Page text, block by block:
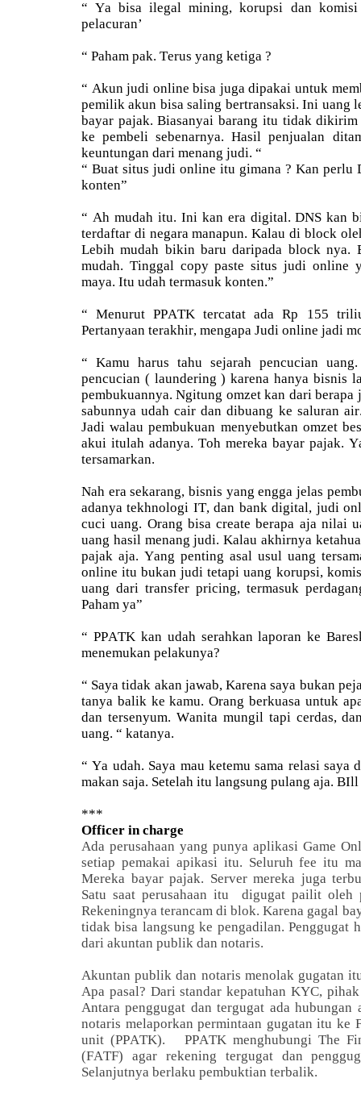
“ Ya bisa ilegal mining, korupsi dan komisi
pelacuran’
“ Paham pak. Terus yang ketiga ?
“ Akun judi online bisa juga dipakai untuk
pemilik akun bisa saling bertransaksi. Ini uang
bayar pajak. Biasanyai barang itu tidak
ke pembeli sebenarnya. Hasil penjualan
keuntungan dari menang judi. “
“ Buat situs judi online itu gimana ? Kan perlu
konten”
“ Ah mudah itu. Ini kan era digital. DNS kan
terdaftar di negara manapun. Kalau di block
Lebih mudah bikin baru daripada block nya.
mudah. Tinggal copy paste situs judi online
maya. Itu udah termasuk konten.”
“ Menurut PPATK tercatat ada Rp 155
Pertanyaan terakhir, mengapa Judi online jadi
“ Kamu harus tahu sejarah pencucian
pencucian ( laundering ) karena hanya bisnis
pembukuannya. Ngitung omzet kan dari berapa
sabunnya udah cair dan dibuang ke saluran
Jadi walau pembukuan menyebutkan omzet
akui itulah adanya. Toh mereka bayar pajak.
tersamarkan.
Nah era sekarang, bisnis yang engga jelas
adanya tekhnologi IT, dan bank digital, judi
cuci uang. Orang bisa create berapa aja nilai
uang hasil menang judi. Kalau akhirnya
pajak aja. Yang penting asal usul uang
online itu bukan judi tetapi uang korupsi,
uang dari transfer pricing, termasuk
Paham ya”
“ PPATK kan udah serahkan laporan ke
menemukan pelakunya?
“ Saya tidak akan jawab, Karena saya bukan
tanya balik ke kamu. Orang berkuasa untuk
dan tersenyum. Wanita mungil tapi cerdas,
uang. “ katanya.
“ Ya udah. Saya mau ketemu sama relasi saya
makan saja. Setelah itu langsung pulang aja. BIll
***
Officer in charge
Ada perusahaan yang punya aplikasi Game
setiap pemakai apikasi itu. Seluruh fee itu
Mereka bayar pajak. Server mereka juga
Satu saat perusahaan itu digugat pailit oleh
Rekeningnya terancam di blok. Karena gagal
tidak bisa langsung ke pengadilan.
dari akuntan publik dan notaris.
Akuntan publik dan notaris menolak gugatan
Apa pasal? Dari standar kepatuhan KYC,
Antara penggugat dan tergugat ada
notaris melaporkan permintaan gugatan itu ke
unit (PPATK). PPATK menghubungi The
(FATF) agar rekening tergugat dan
Selanjutnya berlaku pembuktian terbalik.